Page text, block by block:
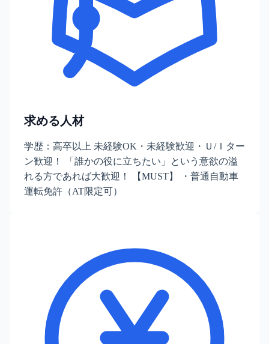
求める人材
学歴：高卒以上 未経験OK・未経験歓迎・Ｕ/Ｉター
ン歓迎！ 「誰かの役に立ちたい」という意欲の溢
れる方であれば大歓迎！ 【MUST】 ・普通自動車
運転免許（AT限定可）